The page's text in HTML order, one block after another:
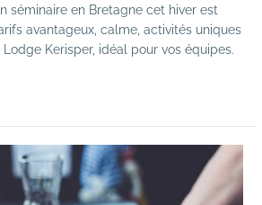
séminaire en Bretagne cet hiver est
avantageux, calme, activités uniques
Kerisper, idéal pour vos équipes.